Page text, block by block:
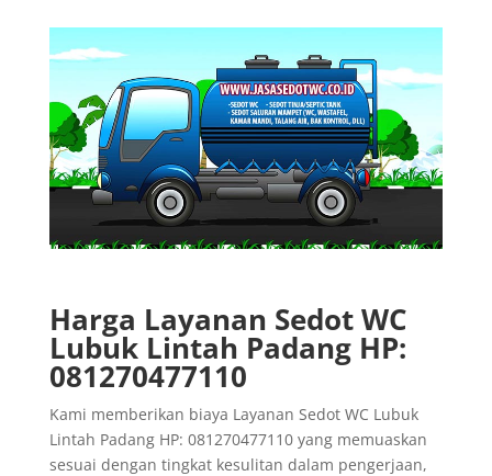
Harga Layanan Sedot WC
Lubuk Lintah Padang HP:
081270477110
Kami memberikan biaya Layanan Sedot WC Lubuk
Lintah Padang HP: 081270477110 yang memuaskan
sesuai dengan tingkat kesulitan dalam pengerjaan,